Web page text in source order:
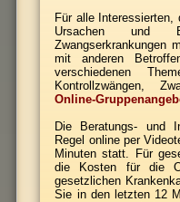
Für alle Interessierten,
Ursachen und
Zwangserkrankungen
mit anderen
verschiedenen
Kontrollzwängen,
Online-
Die Beratungs- und
Regel online per
Minuten statt. Für
die Kosten für die
gesetzlichen
Sie in den letzten 12